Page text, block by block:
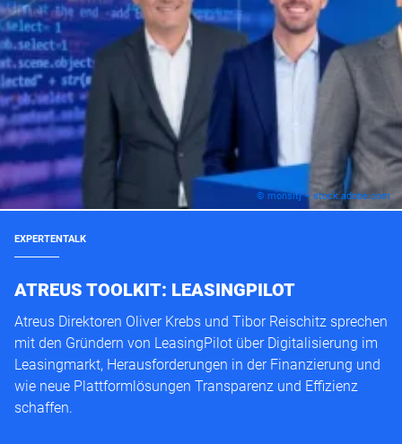
© monsitj – stock.adobe.com
EXPERTENTALK
ATREUS TOOLKIT: LEASINGPILOT
Atreus Direktoren Oliver Krebs und Tibor Reischitz sprechen
mit den Gründern von LeasingPilot über Digitalisierung im
Leasingmarkt, Herausforderungen in der Finanzierung und
wie neue Plattformlösungen Transparenz und Effizienz
schaffen.